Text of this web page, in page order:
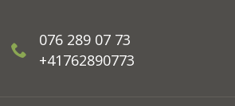
076 289 07 73
+41762890773